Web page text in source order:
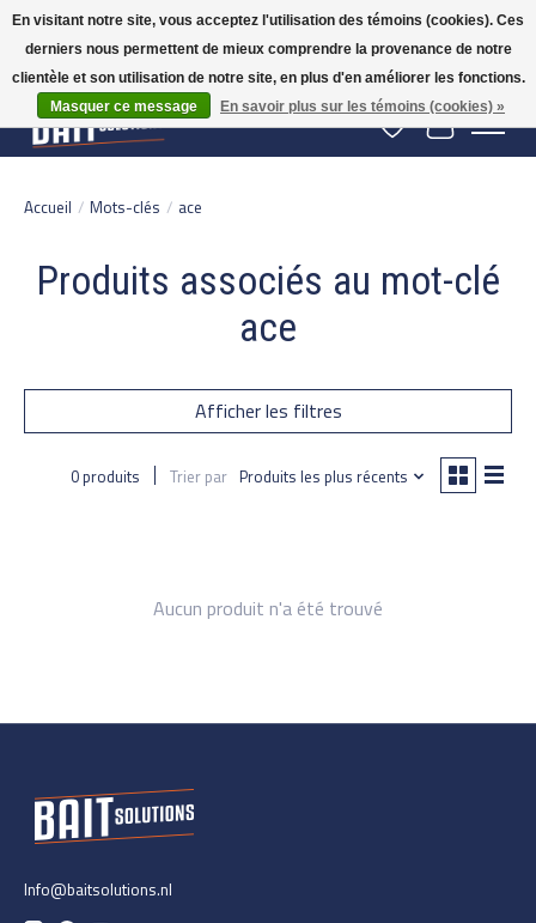
Gratis verzending vanaf 50 euro binnen NL | Op voorraad binnen 2-5 werkdagen
verzonden | België vanaf 70 euro gratis verzonden
Liste de souhaits
Panier
Accueil / Mots-clés / ace
Produits associés au mot-clé
ace
Afficher les filtres
0 produits Trier par Produits les plus récents
Aucun produit n'a été trouvé
Info@baitsolutions.nl
En visitant notre site, vous acceptez l'utilisation des témoins (cookies). Ces
derniers nous permettent de mieux comprendre la provenance de notre
clientèle et son utilisation de notre site, en plus d'en améliorer les fonctions.
Masquer ce message
En savoir plus sur les témoins (cookies) »